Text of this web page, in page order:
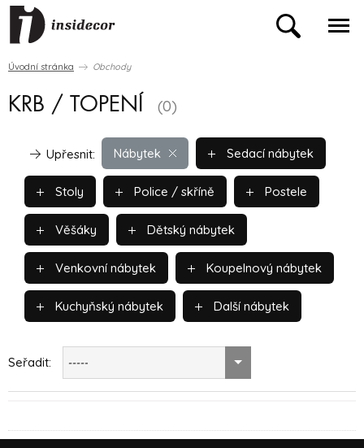
Úvodní stránka Obchody
KRB / TOPENÍ (0)
Nábytek
Upřesnit: Sedací nábytek
Stoly Police / skříně Postele
Věšáky Dětský nábytek
Venkovní nábytek Koupelnový nábytek
Kuchyňský nábytek Další nábytek
Seřadit: -----